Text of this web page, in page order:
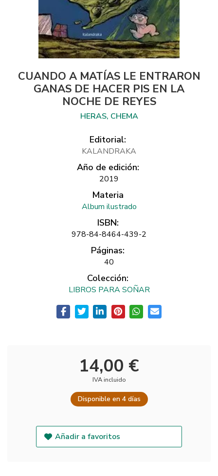
CUANDO A MATÍAS LE ENTRARON
GANAS DE HACER PIS EN LA
NOCHE DE REYES
HERAS, CHEMA
Editorial:
KALANDRAKA
Año de edición:
2019
Materia
Album ilustrado
ISBN:
978-84-8464-439-2
Páginas:
40
Colección:
LIBROS PARA SOÑAR
14,00 €
IVA incluido
Disponible en 4 días
Añadir a favoritos